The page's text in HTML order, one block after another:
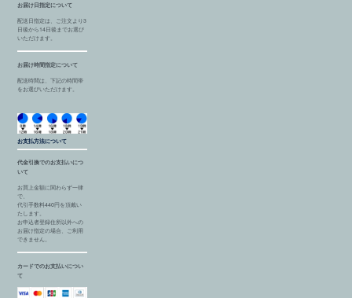
お届け日指定について
配送日指定は、ご注文より3
日後から14日後までお選び
いただけます。
お届け時間指定について
配送時間は、下記の時間帯
をお選びいただけます。
お支払方法について
代金引換でのお支払いにつ
いて
お買上金額に関わらず一律
で、
代引手数料440円を頂戴い
たします。
お申込者登録住所以外への
お届け指定の場合、ご利用
できません。
カードでのお支払いについ
て